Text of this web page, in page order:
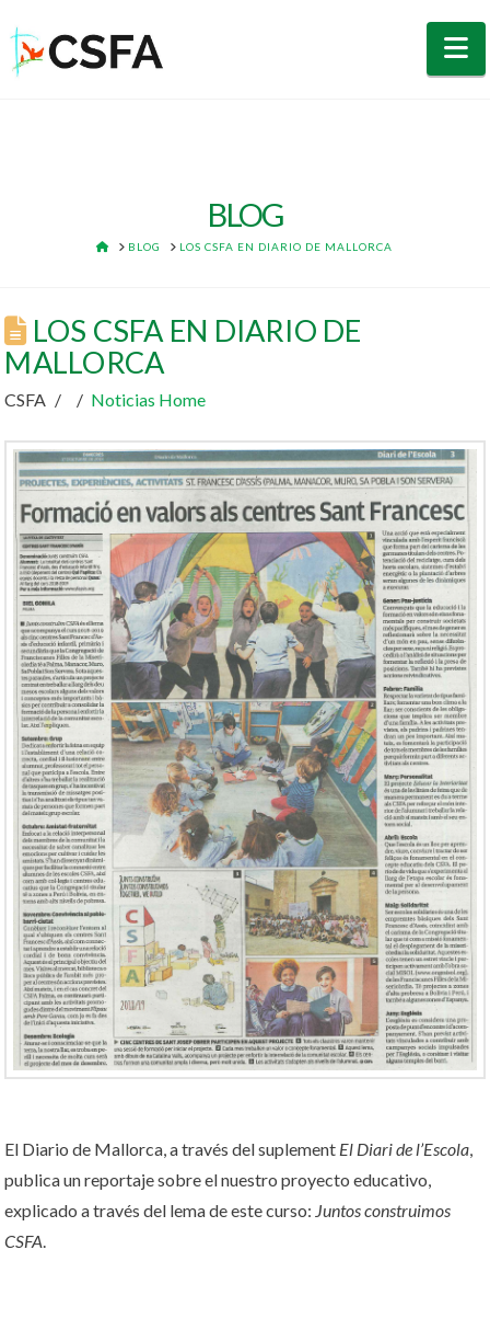
BLOG
HOME
BLOG LOS CSFA EN DIARIO DE MALLORCA
LOS CSFA EN DIARIO DE
MALLORCA
CSFA Noticias Home
El Diario de Mallorca, a través del suplement El Diari de l’Escola
publica un reportaje sobre el nuestro proyecto educativo,
explicado a través del lema de este curso: Juntos construimos
CSFA